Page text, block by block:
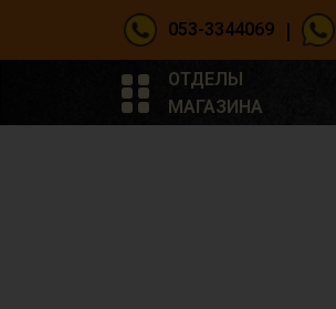
053-3344069 |
ОТДЕЛЫ
МАГАЗИНА